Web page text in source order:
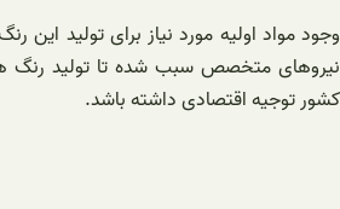
وجود مواد اولیه مورد نیاز برای تولید
نیروهای متخصص سبب شده تا تولید رنگ
کشور توجیه اقتصادی داشته باشد.